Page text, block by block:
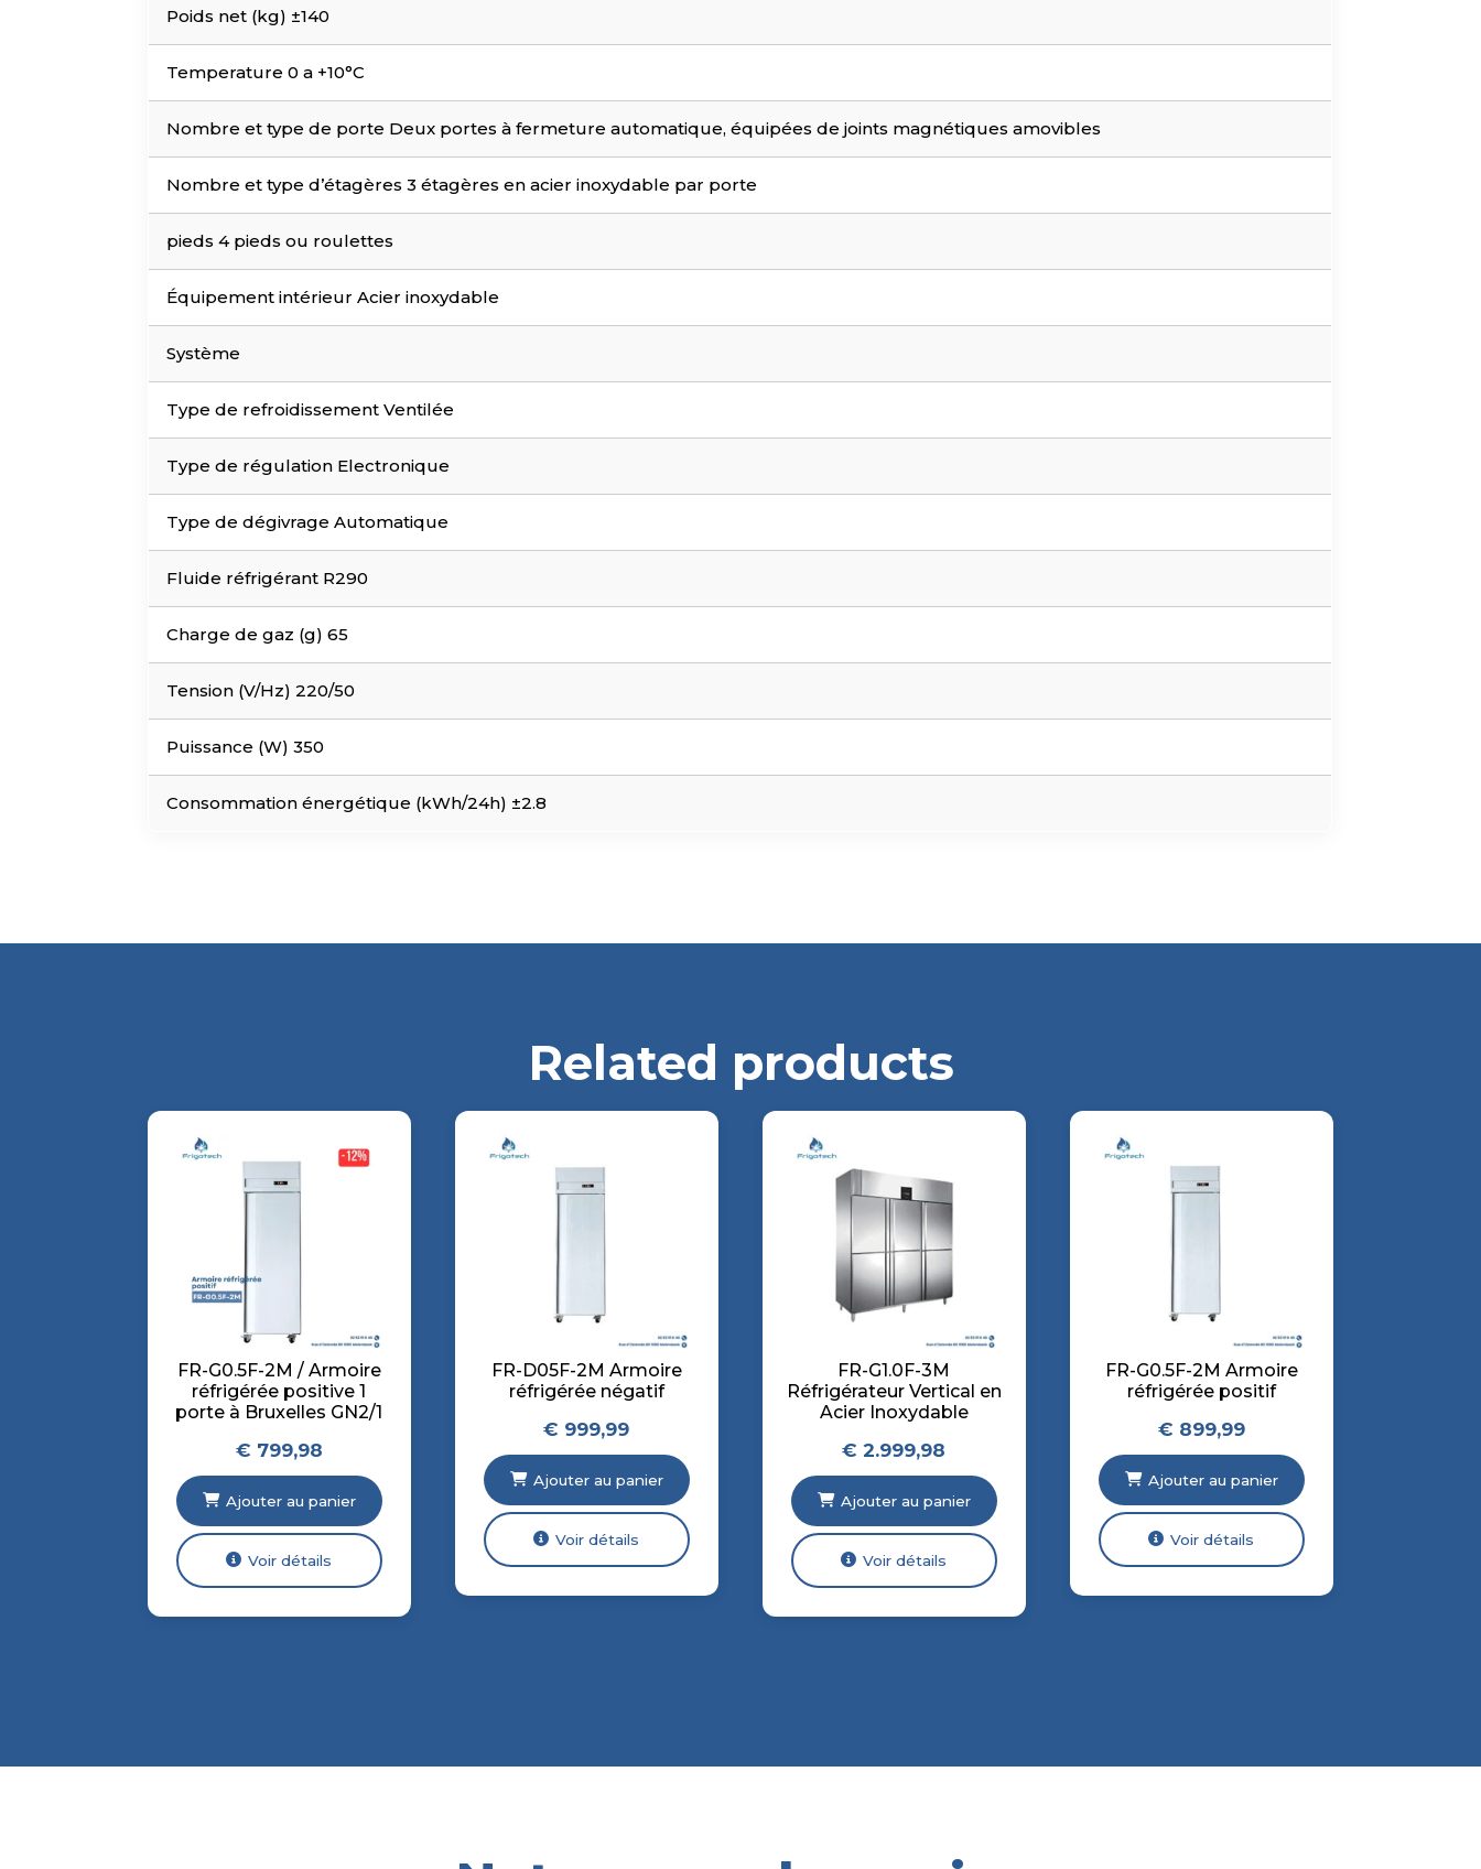
Poids net (kg) ±140
Temperature 0 a +10°C
Nombre et type de porte Deux portes à fermeture automatique, équipées de joints magnétiques amovibles
Nombre et type d’étagères 3 étagères en acier inoxydable par porte
pieds 4 pieds ou roulettes
Équipement intérieur Acier inoxydable
Système
Type de refroidissement Ventilée
Type de régulation Electronique
Type de dégivrage Automatique
Fluide réfrigérant R290
Charge de gaz (g) 65
Tension (V/Hz) 220/50
Puissance (W) 350
Consommation énergétique (kWh/24h) ±2.8
Related products
FR-G0.5F-2M / Armoire
réfrigérée positive 1
porte à Bruxelles GN2/1
€ 799,98
Ajouter au panier
Voir détails
FR-D05F-2M Armoire
réfrigérée négatif
€ 999,99
Ajouter au panier
Voir détails
FR-G1.0F-3M
Réfrigérateur Vertical en
Acier Inoxydable
€ 2.999,98
Ajouter au panier
Voir détails
FR-G0.5F-2M Armoire
réfrigérée positif
€ 899,99
Ajouter au panier
Voir détails